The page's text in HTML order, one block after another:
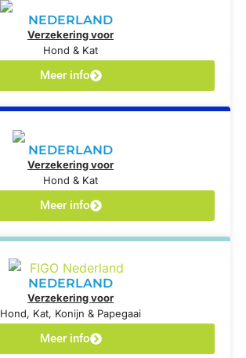
NEDERLAND
Verzekering voor
Hond & Kat
Meer info
NEDERLAND
Verzekering voor
Hond & Kat
Meer info
NEDERLAND
Verzekering voor
Hond, Kat, Konijn & Papegaai
Meer info